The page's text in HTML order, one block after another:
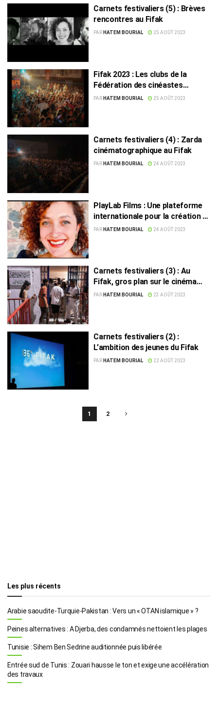
Carnets festivaliers (5) : Brèves
rencontres au Fifak
PAR HATEM BOURIAL 25 AOÛT 2023
Fifak 2023 : Les clubs de la
Fédération des cinéastes
amateurs bien présents
PAR HATEM BOURIAL 25 AOÛT 2023
Carnets festivaliers (4) : Zarda
cinématographique au Fifak
PAR HATEM BOURIAL 24 AOÛT 2023
PlayLab Films : Une plateforme
internationale pour la création et
la production
PAR HATEM BOURIAL 24 AOÛT 2023
Carnets festivaliers (3) : Au
Fifak, gros plan sur le cinéma
arabe
PAR HATEM BOURIAL 23 AOÛT 2023
Carnets festivaliers (2) :
L’ambition des jeunes du Fifak
PAR HATEM BOURIAL 22 AOÛT 2023
1 2
Les plus récents
Arabie saoudite-Turquie-Pakistan : Vers un « OTAN islamique » ?
Peines alternatives : A Djerba, des condamnés nettoient les plages
Tunisie : Sihem Ben Sedrine auditionnée puis libérée
Entrée sud de Tunis : Zouari hausse le ton et exige une accélération
des travaux